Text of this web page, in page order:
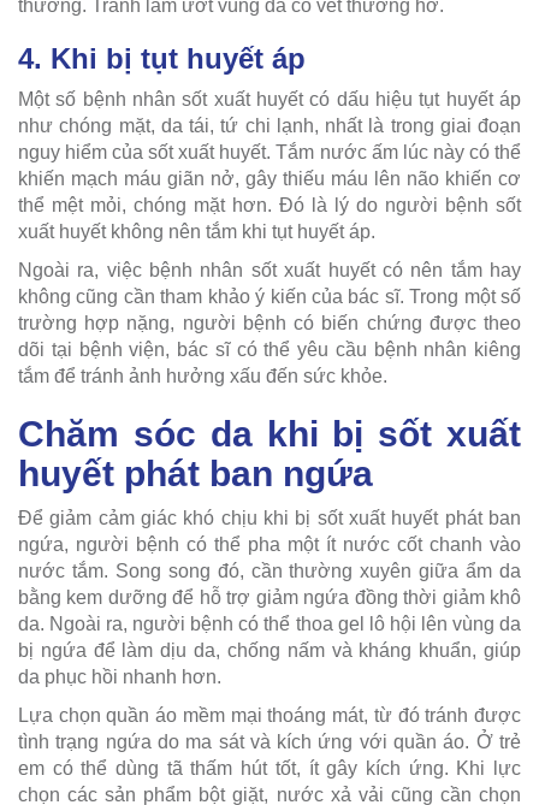
thương. Tránh làm ướt vùng da có vết thương hở.
4. Khi bị tụt huyết áp
Một số bệnh nhân sốt xuất huyết có dấu hiệu tụt huyết áp
như chóng mặt, da tái, tứ chi lạnh, nhất là trong giai đoạn
nguy hiểm của sốt xuất huyết. Tắm nước ấm lúc này có thể
khiến mạch máu giãn nở, gây thiếu máu lên não khiến cơ
thể mệt mỏi, chóng mặt hơn. Đó là lý do người bệnh sốt
xuất huyết không nên tắm khi tụt huyết áp.
Ngoài ra, việc bệnh nhân sốt xuất huyết có nên tắm hay
không cũng cần tham khảo ý kiến của bác sĩ. Trong một số
trường hợp nặng, người bệnh có biến chứng được theo
dõi tại bệnh viện, bác sĩ có thể yêu cầu bệnh nhân kiêng
tắm để tránh ảnh hưởng xấu đến sức khỏe.
Chăm sóc da khi bị sốt xuất
huyết phát ban ngứa
Để giảm cảm giác khó chịu khi bị sốt xuất huyết phát ban
ngứa, người bệnh có thể pha một ít nước cốt chanh vào
nước tắm. Song song đó, cần thường xuyên giữa ẩm da
bằng kem dưỡng để hỗ trợ giảm ngứa đồng thời giảm khô
da. Ngoài ra, người bệnh có thể thoa gel lô hội lên vùng da
bị ngứa để làm dịu da, chống nấm và kháng khuẩn, giúp
da phục hồi nhanh hơn.
Lựa chọn quần áo mềm mại thoáng mát, từ đó tránh được
tình trạng ngứa do ma sát và kích ứng với quần áo. Ở trẻ
em có thể dùng tã thấm hút tốt, ít gây kích ứng. Khi lực
chọn các sản phẩm bột giặt, nước xả vải cũng cần chọn